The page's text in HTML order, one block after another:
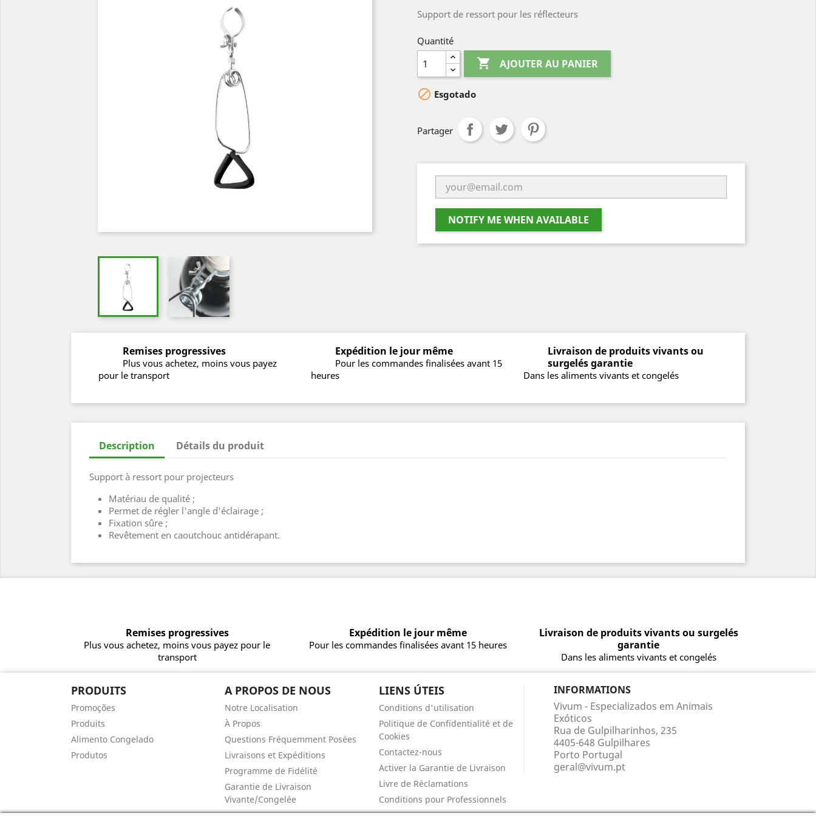
Support de ressort pour les réflecteurs
Quantité
 AJOUTER AU PANIER
 Esgotado
Partager
NOTIFY ME WHEN AVAILABLE
Remises progressives
Plus vous achetez, moins vous payez
pour le transport
Expédition le jour même
Pour les commandes finalisées avant 15
heures
Livraison de produits vivants ou
surgelés garantie
Dans les aliments vivants et congelés
Description Détails du produit
Support à ressort pour projecteurs
Matériau de qualité ;
Permet de régler l'angle d'éclairage ;
Fixation sûre ;
Revêtement en caoutchouc antidérapant.
Remises progressives
Plus vous achetez, moins vous payez pour le
transport
Expédition le jour même
Pour les commandes finalisées avant 15 heures
Livraison de produits vivants ou surgelés
garantie
Dans les aliments vivants et congelés
PRODUITS
Promoções
Produits
Alimento Congelado
Produtos
A PROPOS DE NOUS
Notre Localisation
À Propos
Questions Fréquemment Posées
Livraisons et Expéditions
Programme de Fidélité
Garantie de Livraison
Vivante/Congelée
LIENS ÚTEIS
Conditions d'utilisation
Politique de Confidentialité et de
Cookies
Contactez-nous
Activer la Garantie de Livraison
Livre de Réclamations
Conditions pour Professionnels
INFORMATIONS
Vivum - Especializados em Animais
Exóticos
Rua de Gulpilharinhos, 235
4405-648 Gulpilhares
Porto Portugal
geral@vivum.pt